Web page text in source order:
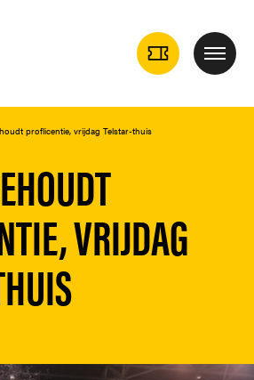
TICKETS
Menu
proflicentie, vrijdag Telstar-thuis
VRIJDAG